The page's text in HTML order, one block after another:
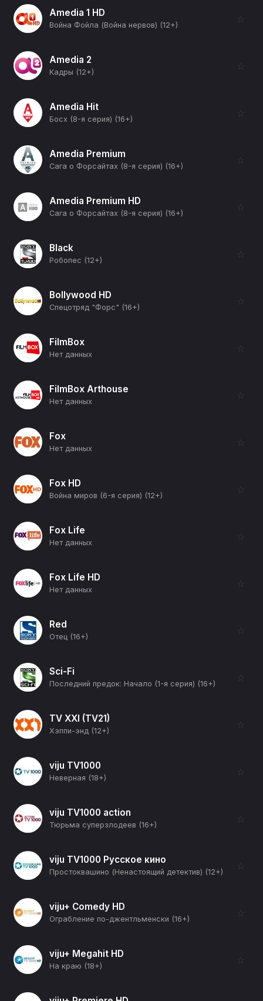
Amedia 1 HD
Война Фойла (Война нервов) (12+)
☆
Amedia 2
Кадры (12+)
☆
Amedia Hit
Босх (8-я серия) (16+)
☆
Amedia Premium
Сага о Форсайтах (8-я серия) (16+)
☆
Amedia Premium HD
Сага о Форсайтах (8-я серия) (16+)
☆
Black
Робопес (12+)
☆
Bollywood HD
Спецотряд "Форс" (16+)
☆
FilmBox
Нет данных
☆
FilmBox Arthouse
Нет данных
☆
Fox
Нет данных
☆
Fox HD
Война миров (6-я серия) (12+)
☆
Fox Life
Нет данных
☆
Fox Life HD
Нет данных
☆
Red
Отец (16+)
☆
Sci-Fi
Последний предок: Начало (1-я серия) (16+)
☆
TV XXI (TV21)
Хэппи-энд (12+)
☆
viju TV1000
Неверная (18+)
☆
viju TV1000 action
Тюрьма суперзлодеев (16+)
☆
viju TV1000 Русское кино
Простоквашино (Ненастоящий детектив) (12+)
☆
viju+ Comedy HD
Ограбление по-джентльменски (16+)
☆
viju+ Megahit HD
На краю (18+)
☆